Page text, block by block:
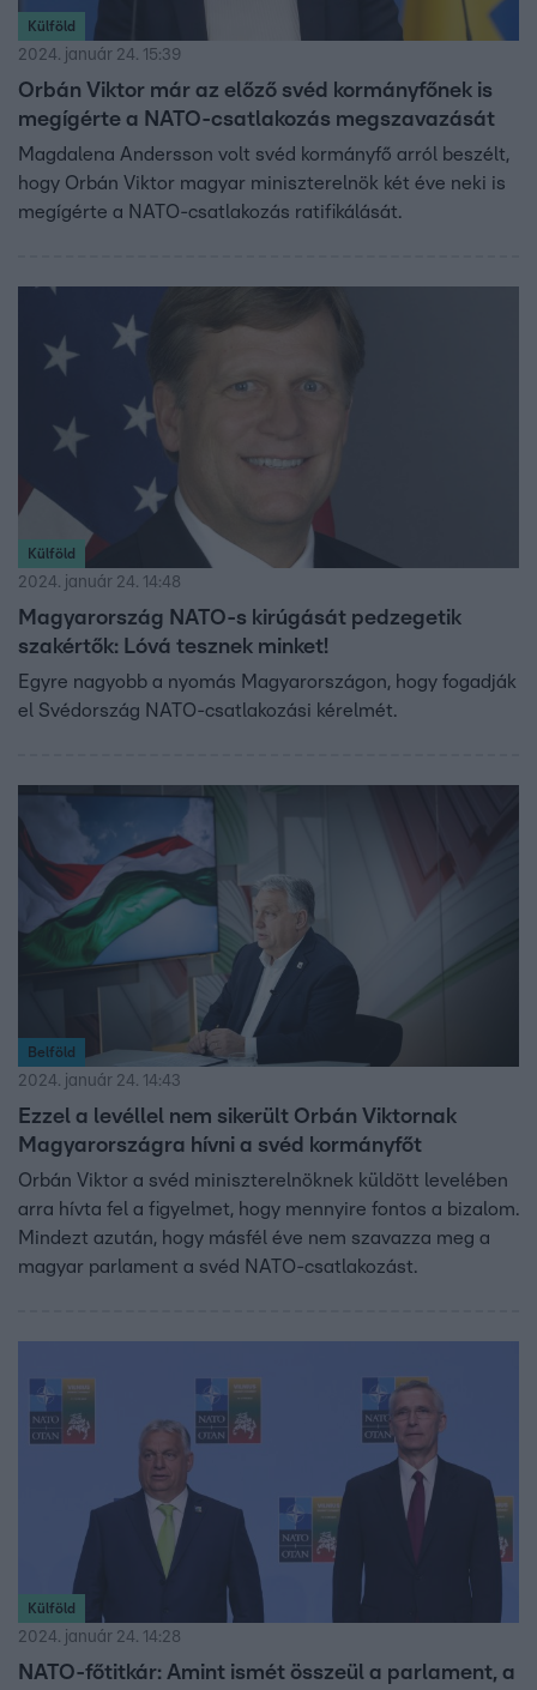
Külföld
2024. január 24. 15:39
Orbán Viktor már az előző svéd kormányfőnek is
megígérte a NATO-csatlakozás megszavazását
Magdalena Andersson volt svéd kormányfő arról beszélt,
hogy Orbán Viktor magyar miniszterelnök két éve neki is
megígérte a NATO-csatlakozás ratifikálását.
Külföld
2024. január 24. 14:48
Magyarország NATO-s kirúgását pedzegetik
szakértők: Lóvá tesznek minket!
Egyre nagyobb a nyomás Magyarországon, hogy fogadják
el Svédország NATO-csatlakozási kérelmét.
Belföld
2024. január 24. 14:43
Ezzel a levéllel nem sikerült Orbán Viktornak
Magyarországra hívni a svéd kormányfőt
Orbán Viktor a svéd miniszterelnöknek küldött levelében
arra hívta fel a figyelmet, hogy mennyire fontos a bizalom.
Mindezt azután, hogy másfél éve nem szavazza meg a
magyar parlament a svéd NATO-csatlakozást.
Külföld
2024. január 24. 14:28
NATO-főtitkár: Amint ismét összeül a parlament, a